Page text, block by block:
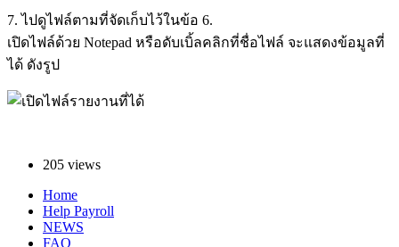
7. ไปดูไฟล์ตามที่จัดเก็บไว้ในข้อ 6.
เปิดไฟล์ด้วย Notepad หรือดับเบิ้ลคลิกที่ชื่อไฟล์ จะแสดงข้อมูลที่
ได้ ดังรูป
205 views
Footer
Home
Help Payroll
NEWS
FAQ